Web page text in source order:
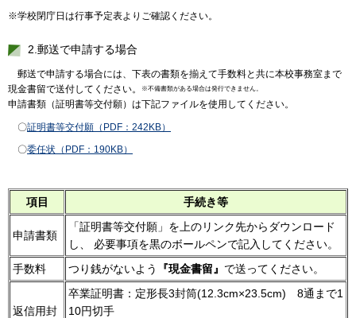
※学校閉庁日は行事予定表よりご確認ください。
2.郵送で申請する場合
郵送で申請する場合には、下表の書類を揃えて手数料と共に本校事務室まで
現金書留で送付してください。
※不備書類がある場合は発行できません。
申請書類（証明書等交付願）は下記ファイルを使用してください。
〇証明書等交付願（PDF：242KB）
〇委任状（PDF：190KB）
項目 手続き等
申請書類
「証明書等交付願」を上のリンク先からダウンロード
し、 必要事項を黒のボールペンで記入してください。
手数料
つり銭がないよう 『現金書留』 で送ってください。
返信用封
卒業証明書：定形長3封筒(12.3cm×23.5cm) 8通まで1
10円切手